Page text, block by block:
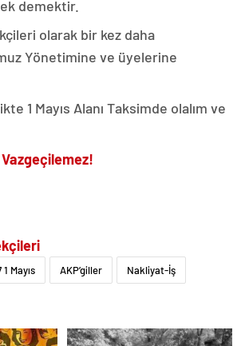
demektir.
olarak bir kez daha
Yönetimine ve üyelerine
1 Mayıs Alanı Taksimde olalım ve
1 Mayıs AKP’giller Nakliyat-İş